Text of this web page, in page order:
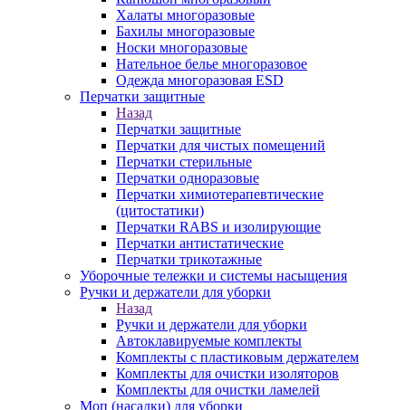
Халаты многоразовые
Бахилы многоразовые
Носки многоразовые
Нательное белье многоразовое
Одежда многоразовая ESD
Перчатки защитные
Назад
Перчатки защитные
Перчатки для чистых помещений
Перчатки стерильные
Перчатки одноразовые
Перчатки химиотерапевтические
(цитостатики)
Перчатки RABS и изолирующие
Перчатки антистатические
Перчатки трикотажные
Уборочные тележки и системы насыщения
Ручки и держатели для уборки
Назад
Ручки и держатели для уборки
Автоклавируемые комплекты
Комплекты с пластиковым держателем
Комплекты для очистки изоляторов
Комплекты для очистки ламелей
Моп (насадки) для уборки